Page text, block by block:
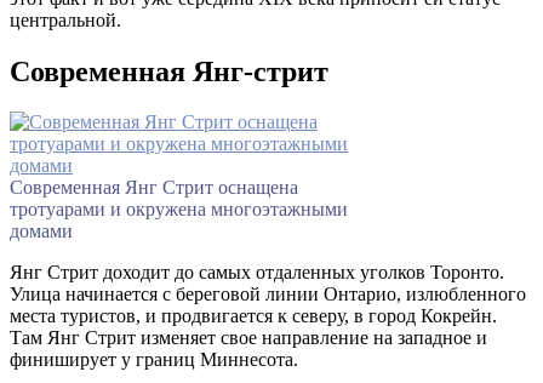
центральной.
Современная Янг-стрит
Современная Янг Стрит оснащена
тротуарами и окружена многоэтажными
домами
Янг Стрит доходит до самых отдаленных уголков Торонто.
Улица начинается с береговой линии Онтарио, излюбленного
места туристов, и продвигается к северу, в город Кокрейн.
Там Янг Стрит изменяет свое направление на западное и
финиширует у границ Миннесота.